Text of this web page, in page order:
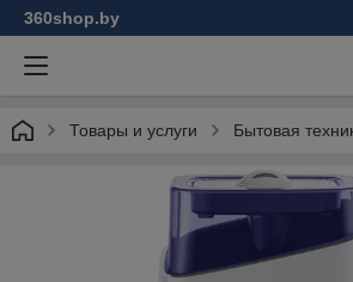
360shop.by
Товары и услуги Бытовая